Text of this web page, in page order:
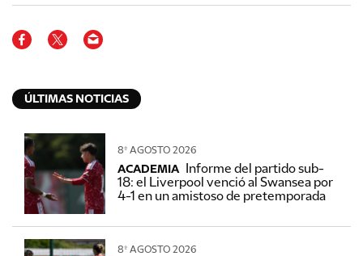
ÚLTIMAS NOTICIAS
8º AGOSTO 2026
ACADEMIA
Informe del partido sub-
18: el Liverpool venció al Swansea por
4-1 en un amistoso de pretemporada
8º AGOSTO 2026